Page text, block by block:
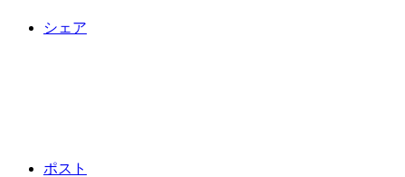
シェア
ポスト